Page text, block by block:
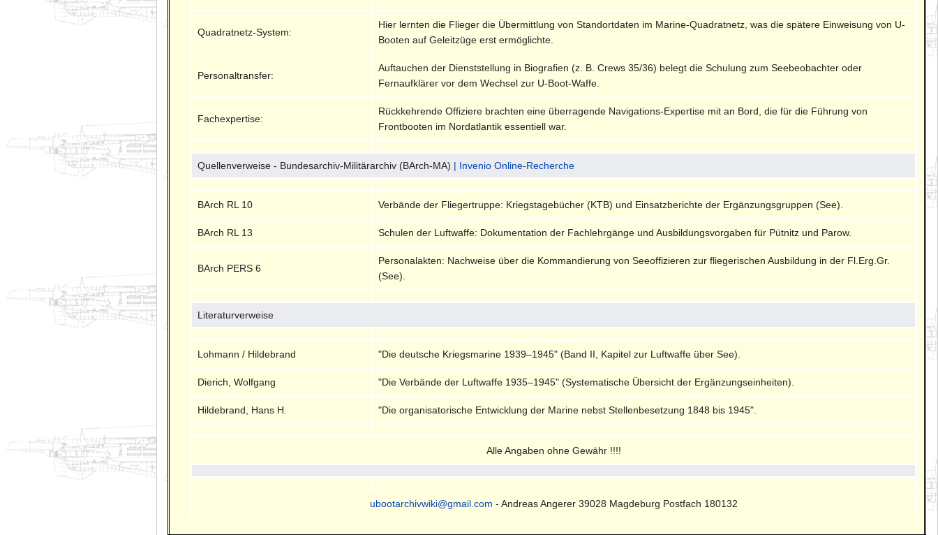
Quadratnetz-System:
Hier lernten die Flieger die Übermittlung von Standortdaten im Marine-Quadratnetz, was die spätere Einweisung von U-
Booten auf Geleitzüge erst ermöglichte.
Personaltransfer:
Auftauchen der Dienststellung in Biografien (z. B. Crews 35/36) belegt die Schulung zum Seebeobachter oder
Fernaufklärer vor dem Wechsel zur U-Boot-Waffe.
Fachexpertise:
Rückkehrende Offiziere brachten eine überragende Navigations-Expertise mit an Bord, die für die Führung von
Frontbooten im Nordatlantik essentiell war.
Quellenverweise - Bundesarchiv-Militärarchiv (BArch-MA) | Invenio Online-Recherche
BArch RL 10 Verbände der Fliegertruppe: Kriegstagebücher (KTB) und Einsatzberichte der Ergänzungsgruppen (See).
BArch RL 13 Schulen der Luftwaffe: Dokumentation der Fachlehrgänge und Ausbildungsvorgaben für Pütnitz und Parow.
BArch PERS 6
Personalakten: Nachweise über die Kommandierung von Seeoffizieren zur fliegerischen Ausbildung in der Fl.Erg.Gr.
(See).
Literaturverweise
Lohmann / Hildebrand "Die deutsche Kriegsmarine 1939–1945" (Band II, Kapitel zur Luftwaffe über See).
Dierich, Wolfgang "Die Verbände der Luftwaffe 1935–1945" (Systematische Übersicht der Ergänzungseinheiten).
Hildebrand, Hans H. "Die organisatorische Entwicklung der Marine nebst Stellenbesetzung 1848 bis 1945".
Alle Angaben ohne Gewähr !!!!
ubootarchivwiki@gmail.com - Andreas Angerer 39028 Magdeburg Postfach 180132